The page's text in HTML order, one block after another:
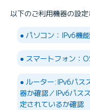
IPv6オプショ
IPv6オプショ
以下のご利用機器の設定
● パソコン：IPv6機
● スマートフォン：
● ルーター:IPv6パス
器か確認／IPv6パス
定されているか確認